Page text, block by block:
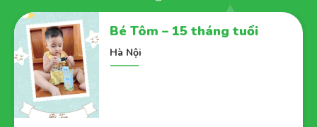
Bé Tom – 2 tuổi
Bình Dương